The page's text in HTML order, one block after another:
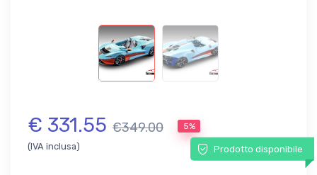
€ 331.55 €349.00 5%
(IVA inclusa) Prodotto disponibile